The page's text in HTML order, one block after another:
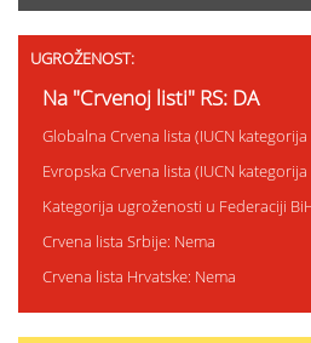
UGROŽENOST:
Na "Crvenoj listi" RS: DA
Globalna Crvena lista (IUCN kategorija
Evropska Crvena lista (IUCN
Kategorija ugroženosti u Federaciji
Crvena lista Srbije: Nema
Crvena lista Hrvatske: Nema